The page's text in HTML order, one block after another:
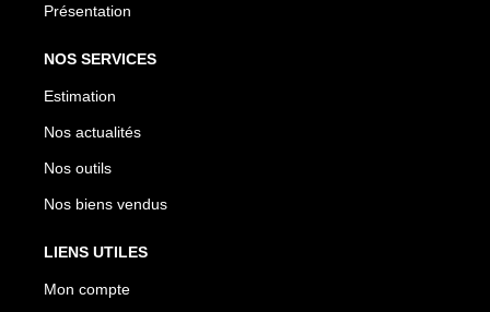
Présentation
NOS SERVICES
Estimation
Nos actualités
Nos outils
Nos biens vendus
LIENS UTILES
Mon compte